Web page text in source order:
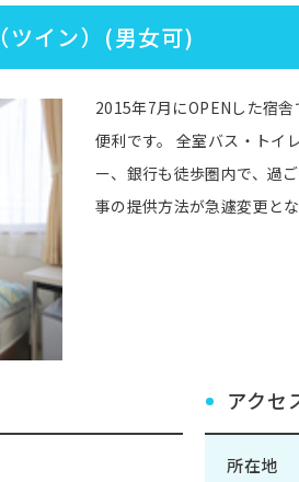
ツイン）(男女可)
2015年7月にOPENした宿
便利です。 全室バス・トイ
ー、銀行も徒歩圏内で、過
事の提供方法が急遽変更と
アクセ
所在地